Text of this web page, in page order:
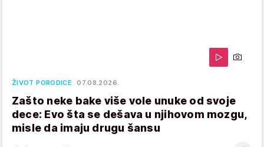
ŽIVOT PORODICE 07.08.2026.
Zašto neke bake više vole unuke od svoje
dece: Evo šta se dešava u njihovom mozgu,
misle da imaju drugu šansu